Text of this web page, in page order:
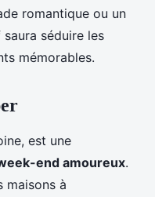
romantique ou un
séduire les
mémorables.
est une
end amoureux.
maisons à